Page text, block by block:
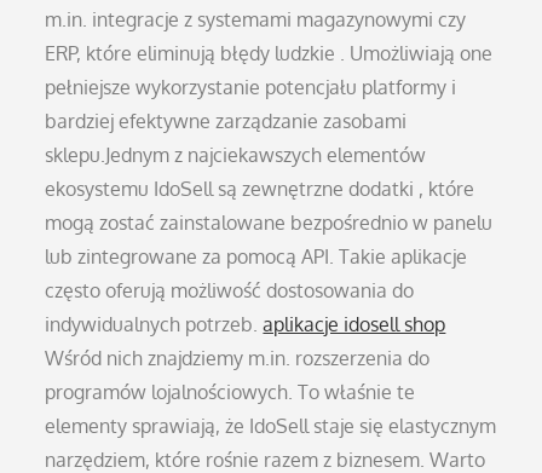
m.in. integracje z systemami magazynowymi czy
ERP, które eliminują błędy ludzkie . Umożliwiają one
pełniejsze wykorzystanie potencjału platformy i
bardziej efektywne zarządzanie zasobami
sklepu.Jednym z najciekawszych elementów
ekosystemu IdoSell są zewnętrzne dodatki , które
mogą zostać zainstalowane bezpośrednio w panelu
lub zintegrowane za pomocą API. Takie aplikacje
często oferują możliwość dostosowania do
indywidualnych potrzeb.aplikacje idosell shop
Wśród nich znajdziemy m.in. rozszerzenia do
programów lojalnościowych. To właśnie te
elementy sprawiają, że IdoSell staje się elastycznym
narzędziem, które rośnie razem z biznesem. Warto